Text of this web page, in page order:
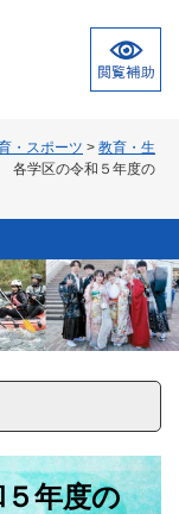
・スポーツ > 教育・生
各学区の令和５年度の
年度の